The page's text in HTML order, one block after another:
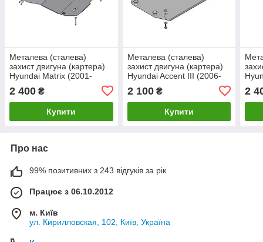
Металева (сталева)
захист двигуна (картера)
Hyundai Matrix (2001-
2 400 ₴
Купити
Металева (сталева)
захист двигуна (картера)
Hyundai Accent III (2006-
2 100₴
Купити
2
Про нас
99% позитивних з 243 відгуків за рік
Працює з 06.10.2012
м. Київ
ул. Кирилловская, 102, Київ, Україна